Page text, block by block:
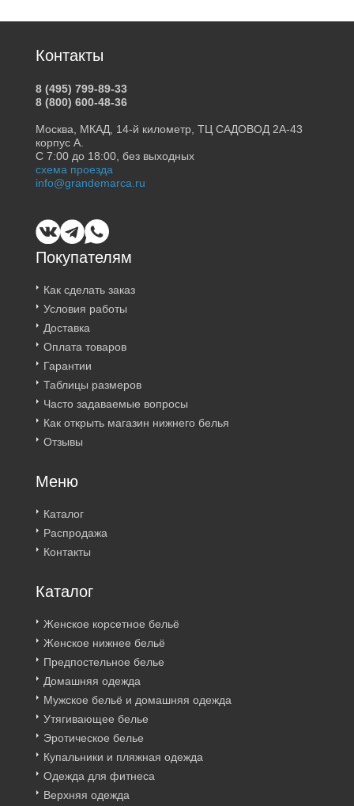
Покупателям
Как сделать заказ
Условия работы
Доставка
Оплата товаров
Гарантии
Таблицы размеров
Часто задаваемые вопросы
Как открыть магазин нижнего белья
Отзывы
Меню
Каталог
Распродажа
Контакты
Каталог
Женское корсетное бельё
Женское нижнее бельё
Предпостельное белье
Домашняя одежда
Мужское бельё и домашняя одежда
Утягивающее белье
Эротическое белье
Купальники и пляжная одежда
Одежда для фитнеса
Верхняя одежда
Контакты
8 (495) 799-89-33
8 (800) 600-48-36
Москва, МКАД, 14-й километр, ТЦ САДОВОД 2А-43
корпус А.
С 7:00 до 18:00, без выходных
схема проезда
info@grandemarca.ru